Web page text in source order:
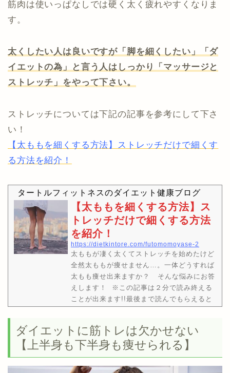
筋肉は使いっぱなしでは硬く太く疲れやすくなりま
す。
太くしたい人は良いですが「脚を細くしたい」「ダ
イエットの為」と言う人はしっかり「マッサージと
ストレッチ」をやって下さい。
ストレッチについては下記の記事を参考にして下さ
い！
【太ももを細くする方法】ストレッチだけで細くす
る方法を紹介！
タートルフィットネスのダイエット健康ブログ
【太ももを細くする方法】ス
トレッチだけで細くする方法
を紹介！
https://dietkintore.com/futomomoyase-2
太ももが凄く太くてストレッチを始めたけど
全然太ももが痩せません…。一体どうすれば
太もも痩せ出来ますか？ そんな悩みにお答
えします！ ※この記事は２分で読み終える
ことが出来ます!!最後まで読んでもらえると
ルのtwitterアカウントです。@kameki23良
かったらフォローもヨロピコ！本記事の内
なこと(太ももの状態を理解するとストレッチ
ダイエットに筋トレは欠かせない
【上半身も下半身も痩せられる】